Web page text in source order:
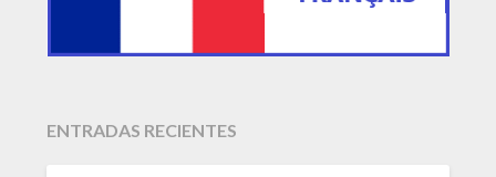
ENTRADAS RECIENTES